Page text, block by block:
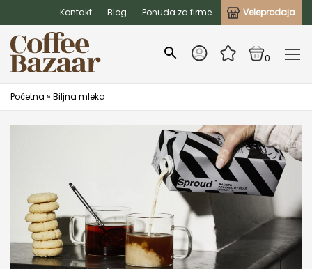
Kontakt Blog Ponuda za firme Veleprodaja
0
Početna » Biljna mleka